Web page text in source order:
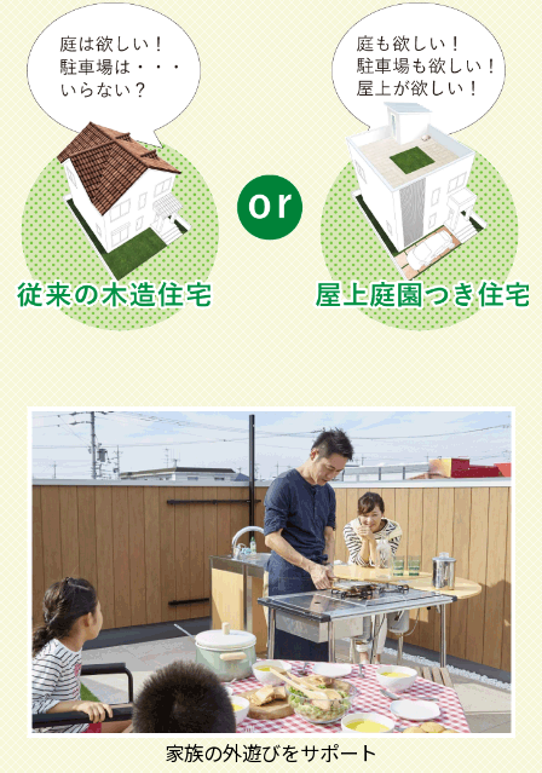
家族の外遊びをサポート